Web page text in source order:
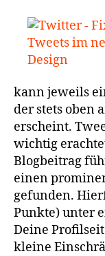
kann jeweils
der stets oben
erscheint.
wichtig
Blogbeitrag
einen
gefunden.
Punkte) unter
Deine
kleine